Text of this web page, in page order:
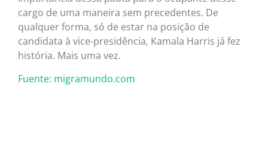
cargo de uma maneira sem precedentes. De
qualquer forma, só de estar na posição de
candidata à vice-presidência, Kamala Harris já fez
história. Mais uma vez.
Fuente: migramundo.com